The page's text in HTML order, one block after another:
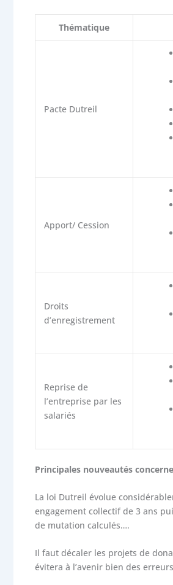
Thématique
Pacte Dutreil
Apport/ Cession
Droits
d’enregistrement
Reprise de
l’entreprise par les
salariés
Principales nouveautés
La loi Dutreil évolue
engagement collectif de 3 ans
de mutation calculés….
Il faut décaler les projets de
évitera à l’avenir bien des